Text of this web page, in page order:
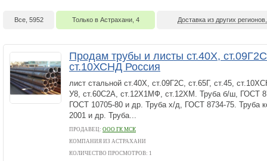
Все, 5952 Только в Астрахани, 4 Доставка из других
Продам трубы и листы ст.40Х,
ст.10ХСНД Россия
лист стальной ст.40Х, ст.09Г2С, ст.65Г, ст.45,
У8, ст.60С2А, ст.12Х1МФ, ст.12ХМ. Труба б/ш, ГОСТ
ГОСТ 10705-80 и др. Труба х/д, ГОСТ 8734-75. Труба
2001 и др. Труба...
ПРОДАВЕЦ: ООО ГК МСК
КОМПАНИЯ ИЗ АСТРАХАНИ
КОЛИЧЕСТВО ПРОСМОТРОВ: 1